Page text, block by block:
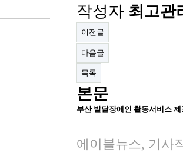
작성자 최고관
이전글
다음글
목록
본문
부산 발달장애인 활동서비스
에이블뉴스, 기사